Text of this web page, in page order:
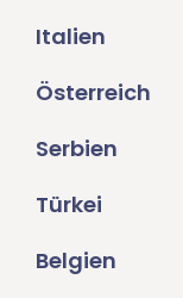
Italien
Österreich
Serbien
Türkei
Belgien